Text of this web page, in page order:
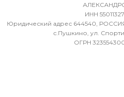
МИН. РАБОЧАЯ
ИНН
Юридический адрес 644540,
с.Пушкино, ул.
ОГРН